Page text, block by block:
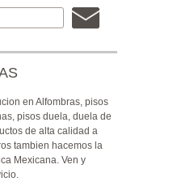
en Alfombras, pisos
pisos duela, duela de
de alta calidad a
tambien hacemos la
Mexicana. Ven y